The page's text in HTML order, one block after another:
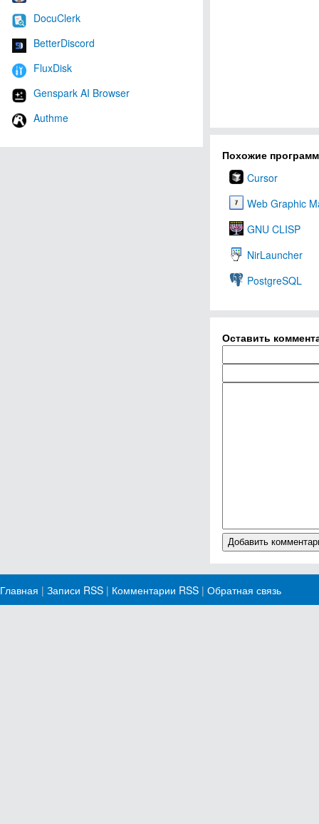
DocuClerk
BetterDiscord
FluxDisk
Genspark AI Browser
Authme
Похожие
Cursor
Web Graphic
GNU CLISP
NirLauncher
PostgreSQL
Оставить
Главная | Записи RSS | Комментарии RSS | Обратная связь